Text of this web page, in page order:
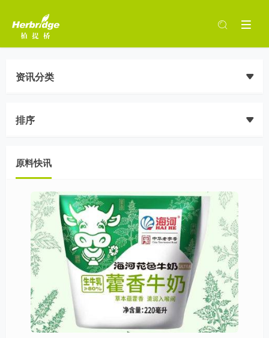
资讯分类
排序
原料快讯